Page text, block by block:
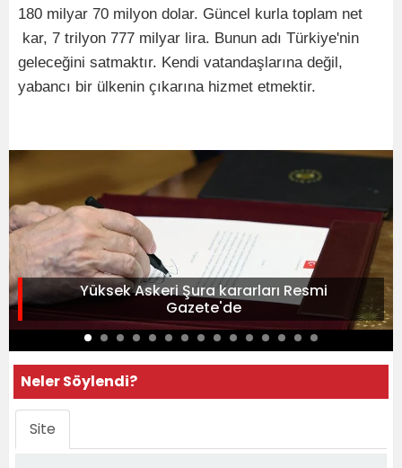
180 milyar 70 milyon dolar. Güncel kurla toplam net
kar, 7 trilyon 777 milyar lira. Bunun adı Türkiye'nin
geleceğini satmaktır. Kendi vatandaşlarına değil,
yabancı bir ülkenin çıkarına hizmet etmektir.
Yüksek Askeri Şura kararları Resmi
Gazete'de
Neler Söylendi?
Site